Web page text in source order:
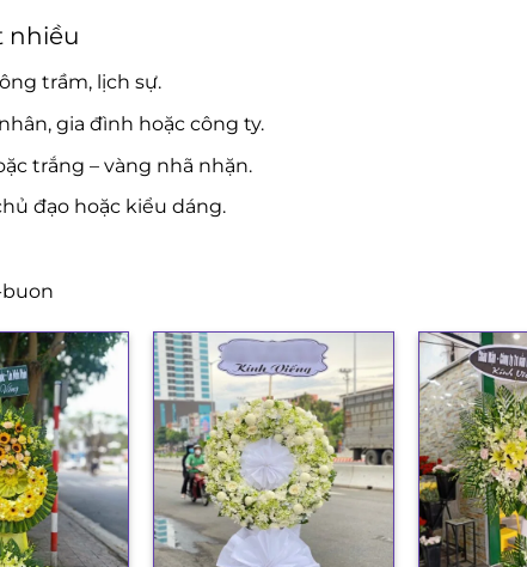
nhiều
trầm, lịch sự.
gia đình hoặc công ty.
trắng – vàng nhã nhặn.
đạo hoặc kiểu dáng.